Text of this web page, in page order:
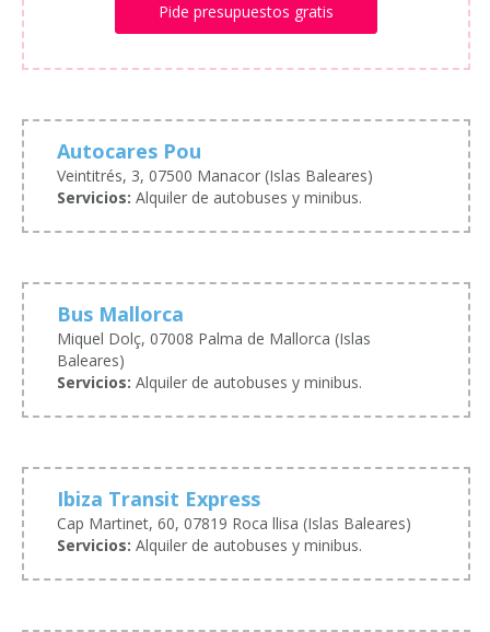
Pide presupuestos gratis
Autocares Pou
Veintitrés, 3, 07500 Manacor (Islas Baleares)
Servicios: Alquiler de autobuses y minibus.
Bus Mallorca
Miquel Dolç, 07008 Palma de Mallorca (Islas
Baleares)
Servicios: Alquiler de autobuses y minibus.
Ibiza Transit Express
Cap Martinet, 60, 07819 Roca llisa (Islas Baleares)
Servicios: Alquiler de autobuses y minibus.